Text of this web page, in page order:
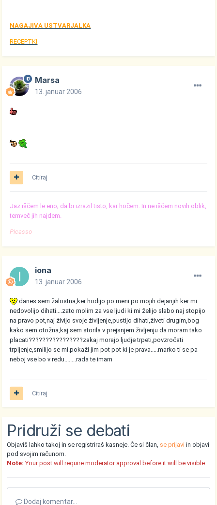
NAGAJIVA USTVARJALKA
RECEPTKI
Marsa
13. januar 2006
Citiraj
Jaz iščem le eno; da bi izrazil tisto, kar hočem. In ne iščem novih oblik,
temveč jih najdem.
Picasso
iona
13. januar 2006
danes sem žalostna,ker hodijo po meni po mojih dejanjih ker mi
nedovolijo dihati....zato molim za vse ljudi ki mi želijo slabo naj stopijo
na pravo pot,naj živijo svoje življenje,pustijo dihati,živeti drugim,bog
kako sem otožna,kaj sem storila v prejsnjem življenju da moram tako
placati????????????????zakaj morajo ljudje trpeti,povzročati
trpljenje,smilijo se mi.pokaži jim pot pot ki je prava.....marko ti se pa
neboj vse bo v redu........rada te imam
Citiraj
Pridruži se debati
Objaviš lahko takoj in se registriraš kasneje. Če si član, se prijavi in objavi
pod svojim računom.
Note: Your post will require moderator approval before it will be visible.
Dodaj komentar...